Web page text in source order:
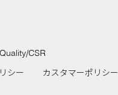
Quality/CSR
シー カスタマーポリシー